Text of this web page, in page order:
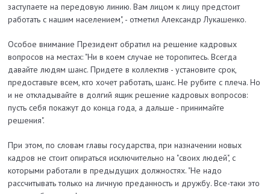
заступаете на передовую линию. Вам лицом к лицу предстоит
работать с нашим населением", - отметил Александр Лукашенко.
Особое внимание Президент обратил на решение кадровых
вопросов на местах: "Ни в коем случае не торопитесь. Всегда
давайте людям шанс. Придете в коллектив - установите срок,
предоставьте всем, кто хочет работать, шанс. Не рубите с плеча. Но
и не откладывайте в долгий ящик решение кадровых вопросов:
пусть себя покажут до конца года, а дальше - принимайте
решения".
При этом, по словам главы государства, при назначении новых
кадров не стоит опираться исключительно на "своих людей", с
которыми работали в предыдущих должностях. "Не надо
рассчитывать только на личную преданность и дружбу. Все-таки это